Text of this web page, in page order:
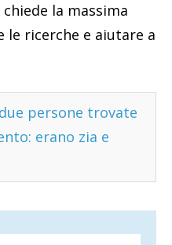
la massima
le ricerche e aiutare a
persone trovate
erano zia e